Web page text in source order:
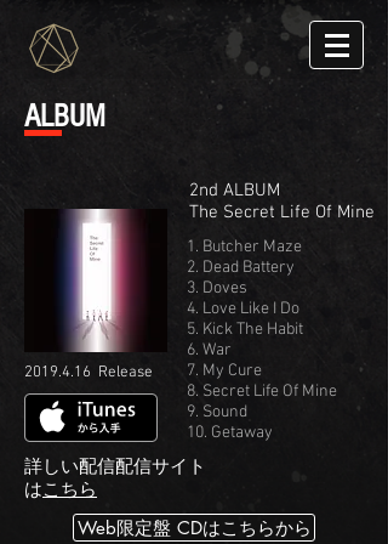
ALBUM
2019.4.16 Release
1. Butcher Maze
2. Dead Battery
3. Doves
4. Love Like I Do
5. Kick The Habit
6. War
7. My Cure
8. Secret Life Of Mine
9. Sound
10. Getaway
2nd ALBUM
The Secret Life Of Mine
​詳しい配信配信サイト
はこちら
Web限定盤 CDはこちらから